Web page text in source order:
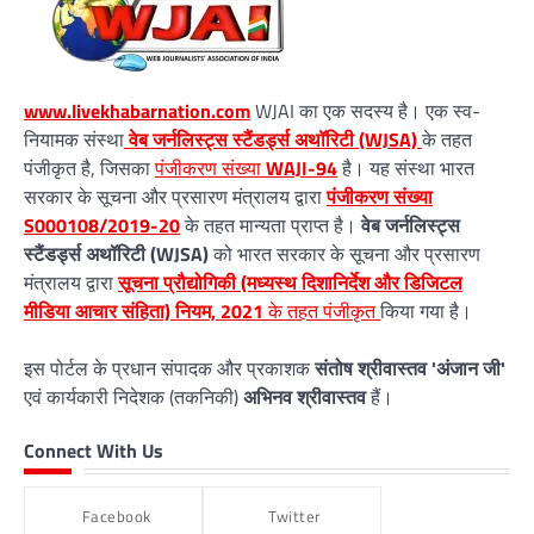
www.livekhabarnation.comWJAI का एक सदस्य है। एक स्व-
नियामक संस्थावेब जर्नलिस्ट्स स्टैंडर्ड्स अथॉरिटी (WJSA)के तहत
पंजीकृत है, जिसकापंजीकरण संख्याWAJI-94है। यह संस्था भारत
सरकार के सूचना और प्रसारण मंत्रालय द्वारापंजीकरण संख्या
S000108/2019-20के तहत मान्यता प्राप्त है।वेब जर्नलिस्ट्स
स्टैंडर्ड्स अथॉरिटी (WJSA)को भारत सरकार के सूचना और प्रसारण
मंत्रालय द्वारासूचना प्रौद्योगिकी (मध्यस्थ दिशानिर्देश और डिजिटल
मीडिया आचार संहिता) नियम, 2021 के तहत पंजीकृतकिया गया है।
इस पोर्टल के प्रधान संपादक और प्रकाशकसंतोष श्रीवास्तव 'अंजान जी'
एवं कार्यकारी निदेशक (तकनिकी)अभिनव श्रीवास्तवहैं।
Connect With Us
Facebook Twitter